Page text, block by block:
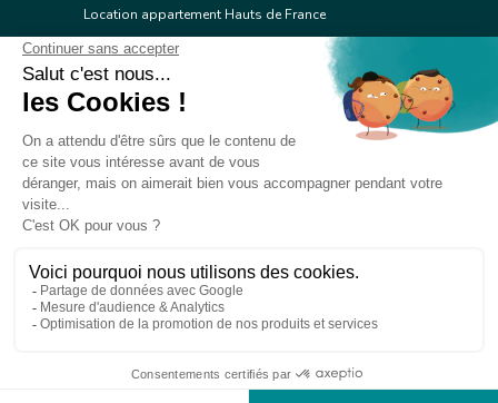
© 2026 Réseau immobilier l'Adresse
Location appartement Hauts de France
Location appartement Ile de France
Location appartement Centre Val de Loire
Location appartement Occitanie
Location appartement Provence Alpes Côte d'Azur
Location appartement Corse